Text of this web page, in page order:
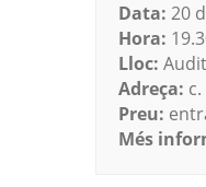
Data: 20
Hora:
Lloc:
Adreça:
Preu:
Més